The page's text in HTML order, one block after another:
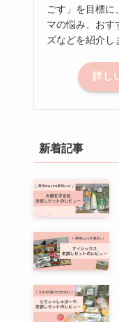
ごす」を目標に
マの悩み、おす
ズなどを紹介し
詳し
新着記事